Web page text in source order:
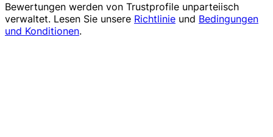
Bewertungen werden von Trustprofile unparteiisch
verwaltet. Lesen Sie unsere Richtlinie und Bedingungen
und Konditionen.